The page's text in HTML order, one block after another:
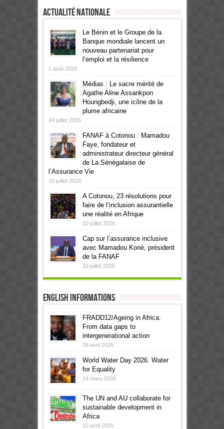
Actualité Nationale
Le Bénin et le Groupe de la
Banque mondiale lancent un
nouveau partenariat pour
l’emploi et la résilience
1 août 2026
Médias : Le sacre mérité de
Agathe Aline Assankpon
Houngbedji, une icône de la
plume africaine
24 juillet 2026
FANAF à Cotonou : Mamadou
Faye, fondateur et
administrateur directeur général
de La Sénégalaise de
l’Assurance Vie
10 juillet 2026
A Cotonou, 23 résolutions pour
faire de l’inclusion assurantielle
une réalité en Afrique
10 juillet 2026
Cap sur l’assurance inclusive
avec Mamadou Koné, président
de la FANAF
10 juillet 2026
English informations
FRADD12/Ageing in Africa:
From data gaps to
intergenerational action
29 avril 2026
World Water Day 2026: Water
for Equality
24 mars 2026
The UN and AU collaborate for
sustainable development in
Africa
10 avril 2025